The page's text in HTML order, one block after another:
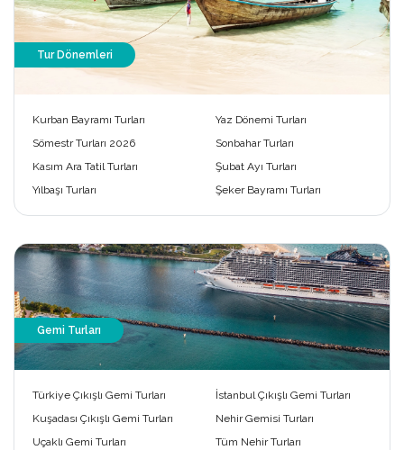
Tur Dönemleri
Kurban Bayramı Turları
Yaz Dönemi Turları
Sömestr Turları 2026
Sonbahar Turları
Kasım Ara Tatil Turları
Şubat Ayı Turları
Yılbaşı Turları
Şeker Bayramı Turları
Gemi Turları
Türkiye Çıkışlı Gemi Turları
İstanbul Çıkışlı Gemi Turları
Kuşadası Çıkışlı Gemi Turları
Nehir Gemisi Turları
Uçaklı Gemi Turları
Tüm Nehir Turları